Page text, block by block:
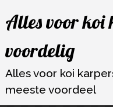
naar
inhoud
Alles voor koi
voordelig
Alles voor koi
meeste voordeel